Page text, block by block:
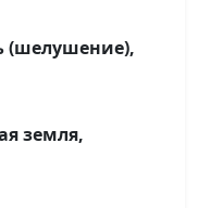
(шелушение),
земля,